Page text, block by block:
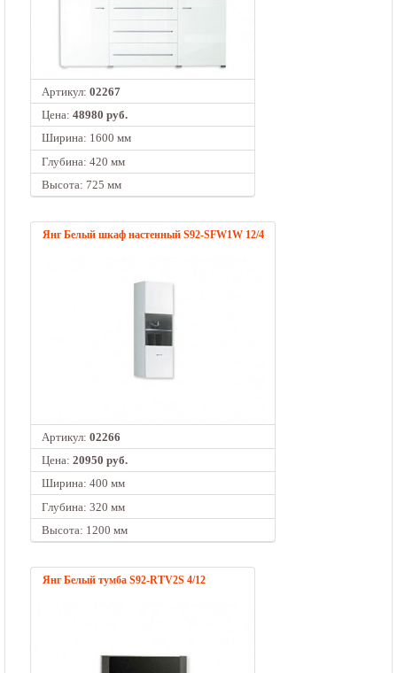
Артикул: 02267
Цена: 48980 руб.
Ширина: 1600 мм
Глубина: 420 мм
Высота: 725 мм
Янг Белый шкаф настенный S92-SFW1W 12/4
Артикул: 02266
Цена: 20950 руб.
Ширина: 400 мм
Глубина: 320 мм
Высота: 1200 мм
Янг Белый тумба S92-RTV2S 4/12